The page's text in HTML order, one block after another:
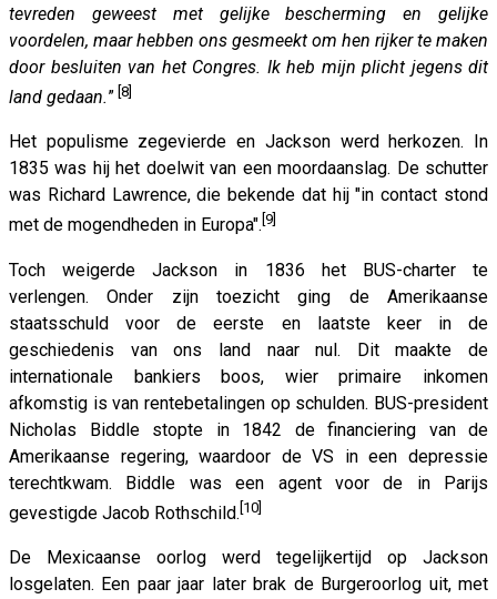
tevreden geweest met gelijke bescherming en gelijke
voordelen, maar hebben ons gesmeekt om hen rijker te maken
door besluiten van het Congres. Ik heb mijn plicht jegens dit
land gedaan.” [8]
Het populisme zegevierde en Jackson werd herkozen. In
1835 was hij het doelwit van een moordaanslag. De schutter
was Richard Lawrence, die bekende dat hij "in contact stond
met de mogendheden in Europa". [9]
Toch weigerde Jackson in 1836 het BUS-charter te
verlengen. Onder zijn toezicht ging de Amerikaanse
staatsschuld voor de eerste en laatste keer in de
geschiedenis van ons land naar nul. Dit maakte de
internationale bankiers boos, wier primaire inkomen
afkomstig is van rentebetalingen op schulden. BUS-president
Nicholas Biddle stopte in 1842 de financiering van de
Amerikaanse regering, waardoor de VS in een depressie
terechtkwam. Biddle was een agent voor de in Parijs
gevestigde Jacob Rothschild. [10]
De Mexicaanse oorlog werd tegelijkertijd op Jackson
losgelaten. Een paar jaar later brak de Burgeroorlog uit, met